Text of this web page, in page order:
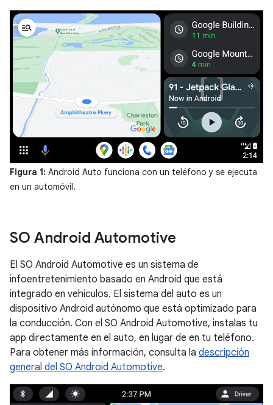
Figura 1: Android Auto funciona con un teléfono y se ejecuta
en un automóvil.
SO Android Automotive
El SO Android Automotive es un sistema de
infoentretenimiento basado en Android que está
integrado en vehículos. El sistema del auto es un
dispositivo Android autónomo que está optimizado para
la conducción. Con el SO Android Automotive, instalas tu
app directamente en el auto, en lugar de en tu teléfono.
Para obtener más información, consulta la descripción
general del SO Android Automotive.